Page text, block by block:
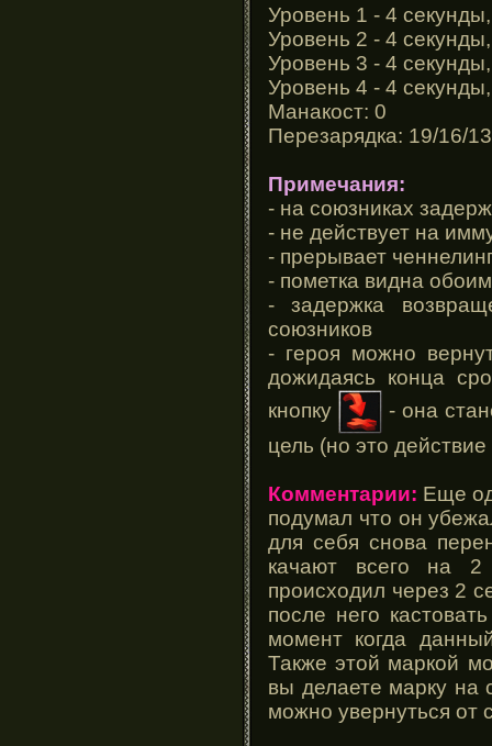
Уровень 1 - 4
Уровень 2 - 4
Уровень 3 - 4
Уровень 4 - 4
Манакост: 0
Перезарядка: 19/16/
Примечания:
- на союзниках
- не действует на
- прерывает
- пометка видна
- задержка
союзников
- героя можно
дожидаясь конца
кнопку
- она
цель (но это
Комментарии: Еще
подумал что он
для себя снова
качают всего на 2
происходил через 2
после него
момент когда
Также этой маркой
вы делаете марку на
можно увернуться от